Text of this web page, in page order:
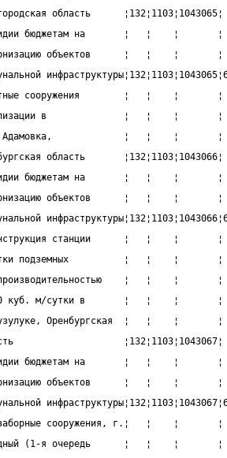
область
бюджетам на       ¦   ¦    ¦
объектов      ¦   ¦    ¦
сооружения        ¦   ¦    ¦
в              ¦   ¦    ¦
Адамовка,             ¦   ¦    ¦
область
бюджетам на       ¦   ¦    ¦
объектов      ¦   ¦    ¦
станции      ¦   ¦    ¦
подземных          ¦   ¦    ¦
производительностью    ¦   ¦    ¦
куб. м/сутки в       ¦   ¦    ¦
Оренбургская  ¦   ¦    ¦
бюджетам на       ¦   ¦    ¦
объектов      ¦   ¦    ¦
сооружения, г.¦   ¦    ¦
(1-я очередь      ¦   ¦    ¦